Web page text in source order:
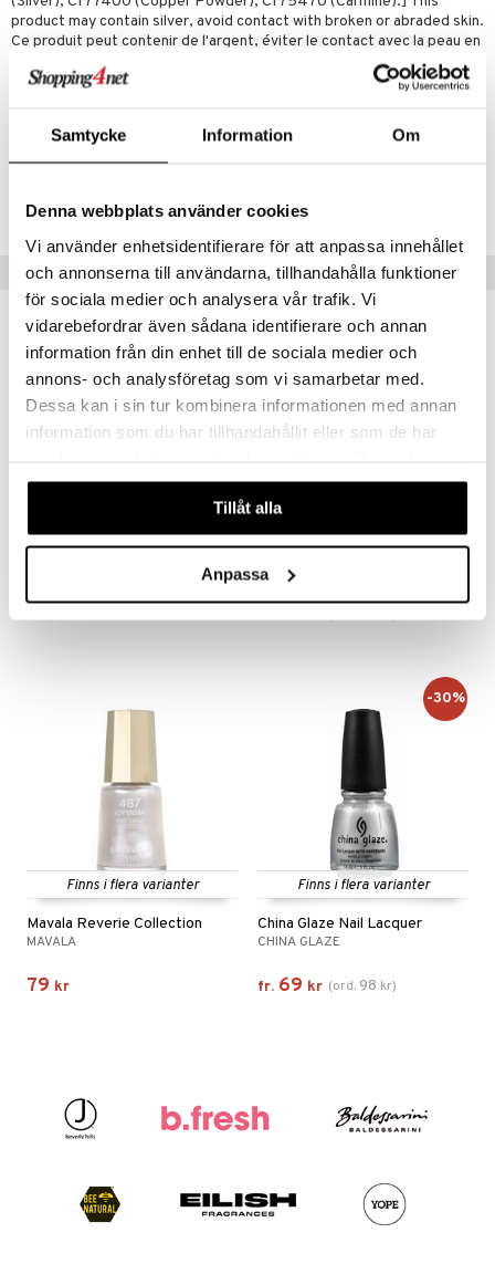
Samtycke Information Om
Denna webbplats använder cookies
Vi använder enhetsidentifierare för att anpassa innehållet
och annonserna till användarna, tillhandahålla funktioner
för sociala medier och analysera vår trafik. Vi
vidarebefordrar även sådana identifierare och annan
information från din enhet till de sociala medier och
annons- och analysföretag som vi samarbetar med.
Dessa kan i sin tur kombinera informationen med annan
information som du har tillhandahållit eller som de har
våra cookies vid fortsatt användande av vår webbplats.
Tillåt alla
Anpassa
product may contain silver, avoid contact with broken or abraded skin.
Ce produit peut contenir de l'argent, éviter le contact avec la peau en
cas d'éraflure ou d'abrasion cutanée.
COP14-0O-15-XX-XX
Lägsta pris senaste 30 dagarna: 139 kr
Populära produkter
IsaDora The Wonder Nail Polish
79 kr
gåva på köpet!
Mavala Mini Nail Polish
MAVALA
fr.55 kr
-30%
Finns i flera varianter
Mavala Reverie Collection
MAVALA
79 kr
Finns i flera varianter
China Glaze Nail Lacquer
CHINA GLAZE
fr. 69 kr (ord. 98 kr)
-30%